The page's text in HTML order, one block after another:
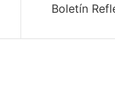
Boletín